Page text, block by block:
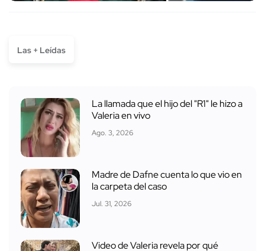
Las + Leídas
La llamada que el hijo del "R1" le hizo a
Valeria en vivo
Ago. 3, 2026
Madre de Dafne cuenta lo que vio en
la carpeta del caso
Jul. 31, 2026
Video de Valeria revela por qué